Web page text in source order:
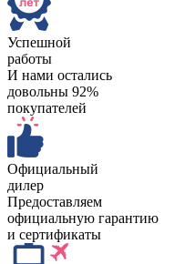
Успешной
работы
И нами остались
довольны 92%
покупателей
Официальный
дилер
Предоставляем
официальную гарантию
и сертификаты